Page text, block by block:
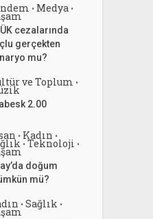
• Medya •
cezalarında
gerçekten
mu?
ve Toplum •
2.00
• Kadın •
• Teknoloji •
doğum
mü?
• Sağlık •